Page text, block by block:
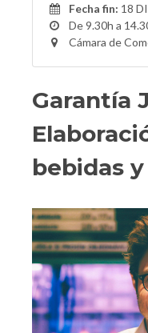
Fecha fin: 18
De 9.30h a
Cámara de
Garantía
bebidas